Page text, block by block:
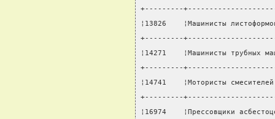
+---------
¦13826    ¦Машинисты
+---------
¦14271    ¦Машинисты
+---------
¦14741    ¦Мотористы
+---------
¦16974    ¦Прессовщики